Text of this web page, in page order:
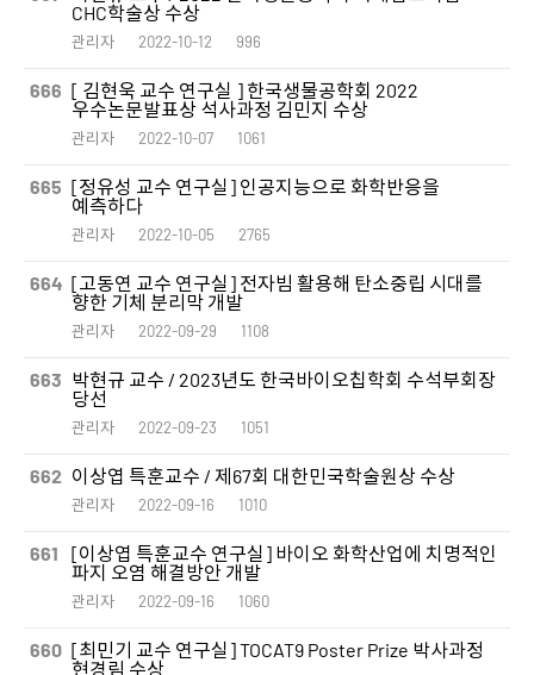
CHC학술상 수상
관리자 2022-10-12 996
666 [ 김현욱 교수 연구실 ] 한국생물공학회 2022
우수논문발표상 석사과정 김민지 수상
관리자 2022-10-07 1061
665 [정유성 교수 연구실] 인공지능으로 화학반응을
예측하다
관리자 2022-10-05 2765
664 [고동연 교수 연구실] 전자빔 활용해 탄소중립 시대를
향한 기체 분리막 개발
관리자 2022-09-29 1108
663 박현규 교수 / 2023년도 한국바이오칩학회 수석부회장
당선
관리자 2022-09-23 1051
662 이상엽 특훈교수 / 제67회 대한민국학술원상 수상
관리자 2022-09-16 1010
661
[이상엽 특훈교수 연구실] 바이오 화학산업에 치명적인
파지 오염 해결방안 개발
관리자 2022-09-16 1060
660 [최민기 교수 연구실] TOCAT9 Poster Prize 박사과정
현경림 수상